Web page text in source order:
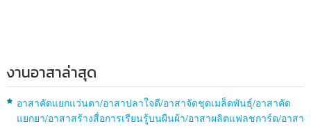
งานอาสาล่าสุด
อาสาคัดแยกแว่นตา/อาสาปลาใจดี/อาสาจัดชุดเมล็ดพันธุ์/อาสาคัด
แยกยา/อาสาสร้างสื่อการเรียนรู้บนผืนผ้า/อาสาผลิตแฟลชการ์ด/อาสา